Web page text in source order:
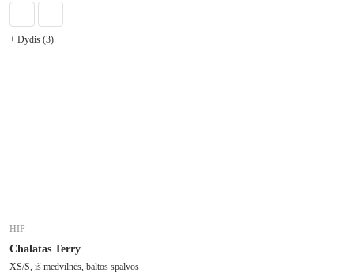
+ Dydis (3)
HIP
Chalatas Terry
XS/S, iš medvilnės, baltos spalvos